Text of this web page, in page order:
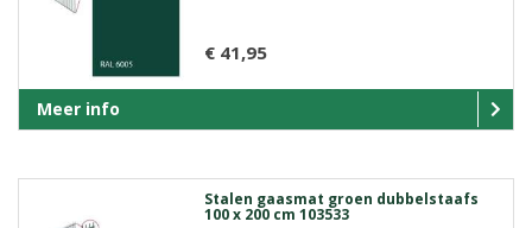
€ 41,95
Meer info
Stalen gaasmat groen dubbelstaafs
100 x 200 cm 103533